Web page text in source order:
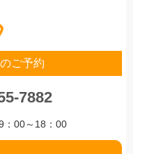
ご予約
7882
00～18：00